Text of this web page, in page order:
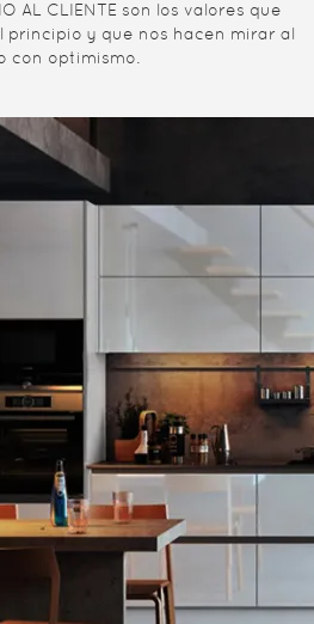
AL CLIENTE son los valores que
principio y que nos hacen mirar al
con optimismo.